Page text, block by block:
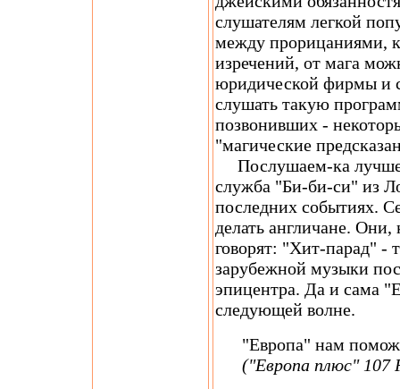
слушателям легкой
между прорицаниями,
изречений, от мага
юридической фирмы и
слушать такую
позвонивших -
"магические
Послушаем-ка лучше
служба "Би-би-си" из
последних событиях.
делать англичане. Они,
говорят: "Хит-парад" -
зарубежной музыки
эпицентра. Да и сама
следующей волне.
"Европа" нам
("Европа плюс" 107